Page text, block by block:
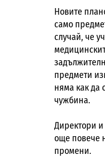
Новите
само
случай, че
предмети
няма как да
чужбина.
Директори
още повече
промени.